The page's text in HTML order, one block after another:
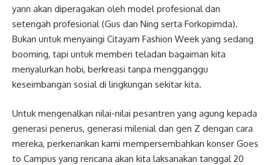
yann akan diperagakan oleh model profesional dan
setengah profesional (Gus dan Ning serta Forkopimda).
Bukan untuk menyaingi Citayam Fashion Week yang sedang
booming, tapi untuk memberi teladan bagaiman kita
menyalurkan hobi, berkreasi tanpa mengganggu
keseimbangan sosial di lingkungan sekitar kita.
Untuk mengenalkan nilai-nilai pesantren yang agung kepada
generasi penerus, generasi milenial dan gen Z dengan cara
mereka, perkenankan kami mempersembahkan konser Goes
to Campus yang rencana akan kita laksanakan tanggal 20